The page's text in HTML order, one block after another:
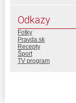
Odkazy
Fotky
Pravda.sk
Recepty
Šport
TV program